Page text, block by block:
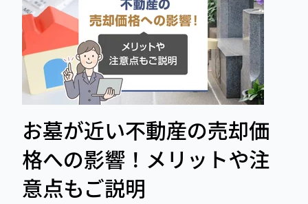
お墓が近い不動産の売却価
格への影響！メリットや注
意点もご説明